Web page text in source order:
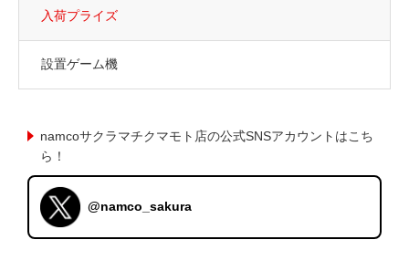
入荷プライズ
設置ゲーム機
namcoサクラマチクマモト店の公式SNSアカウントはこち
ら！
@namco_sakura